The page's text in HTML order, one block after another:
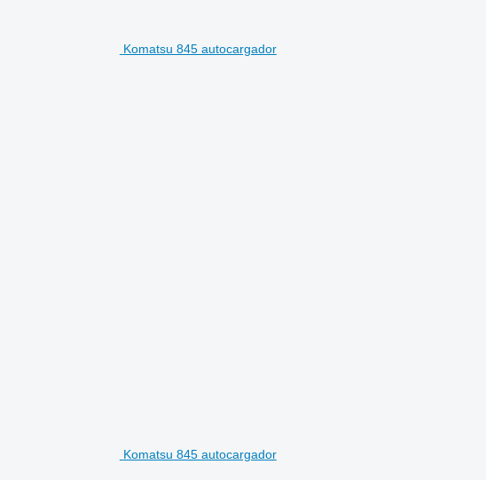
Komatsu 845 autocargador
Komatsu 845 autocargador